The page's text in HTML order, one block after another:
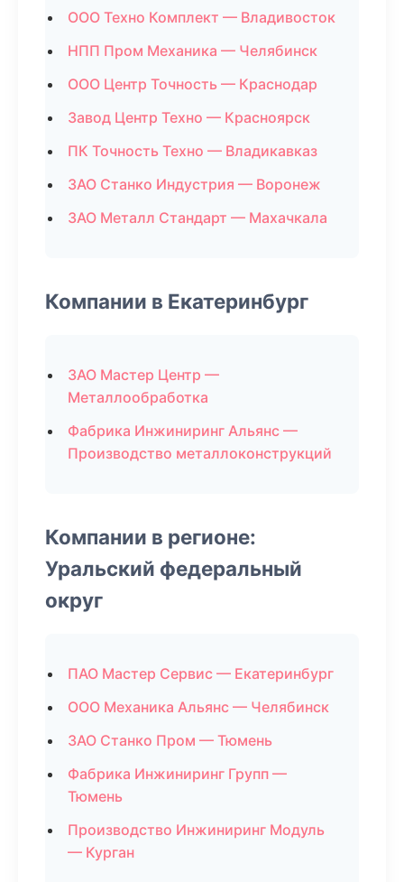
ООО Техно Комплект — Владивосток
НПП Пром Механика — Челябинск
ООО Центр Точность — Краснодар
Завод Центр Техно — Красноярск
ПК Точность Техно — Владикавказ
ЗАО Станко Индустрия — Воронеж
ЗАО Металл Стандарт — Махачкала
Компании в Екатеринбург
ЗАО Мастер Центр —
Металлообработка
Фабрика Инжиниринг Альянс —
Производство металлоконструкций
Компании в регионе:
Уральский федеральный
округ
ПАО Мастер Сервис — Екатеринбург
ООО Механика Альянс — Челябинск
ЗАО Станко Пром — Тюмень
Фабрика Инжиниринг Групп —
Тюмень
Производство Инжиниринг Модуль
— Курган